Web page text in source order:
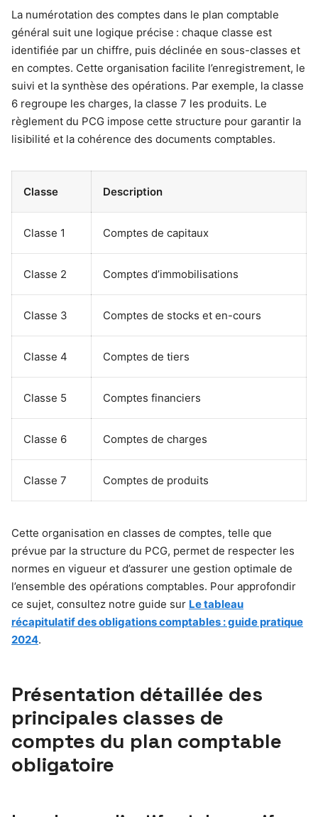
La numérotation des comptes dans le plan comptable
général suit une logique précise : chaque classe est
identifiée par un chiffre, puis déclinée en sous-classes et
en comptes. Cette organisation facilite l’enregistrement, le
suivi et la synthèse des opérations. Par exemple, la classe
6 regroupe les charges, la classe 7 les produits. Le
règlement du PCG impose cette structure pour garantir la
lisibilité et la cohérence des documents comptables.
Classe Description
Classe 1 Comptes de capitaux
Classe 2 Comptes d’immobilisations
Classe 3 Comptes de stocks et en-cours
Classe 4 Comptes de tiers
Classe 5 Comptes financiers
Classe 6 Comptes de charges
Classe 7 Comptes de produits
Cette organisation en classes de comptes, telle que
prévue par la structure du PCG, permet de respecter les
normes en vigueur et d’assurer une gestion optimale de
l’ensemble des opérations comptables. Pour approfondir
ce sujet, consultez notre guide sur Le tableau
récapitulatif des obligations comptables : guide pratique
2024.
Présentation détaillée des
principales classes de
comptes du plan comptable
obligatoire